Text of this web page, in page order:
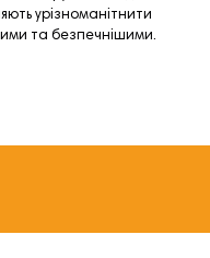
урізноманітнити
та безпечнішими.